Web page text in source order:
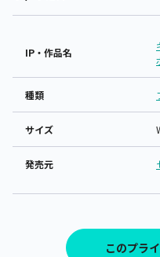
IP・作品名
種類
サイズ
発売元
このプラ